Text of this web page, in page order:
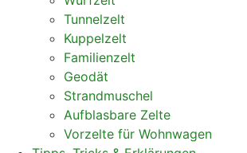
Tunnelzelt
Kuppelzelt
Familienzelt
Geodät
Strandmuschel
Aufblasbare Zelte
Vorzelte für Wohnwagen